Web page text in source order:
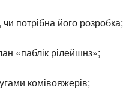
потрібна його розробка;
«паблік рілейшнз»;
комівояжерів;